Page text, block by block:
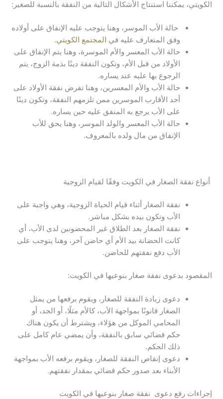
الكويتي، يمكننا استنتاج الأشكال التالية من النفقة بالنسبة للصغير:
حالة الأب الموسر، وهنا يتوجب عليه الإنفاق على أولاده
وفق المتعارف عليه في المجتمع الكويتي.
حالة الأب المعسر والأم الموسرة، وهنا يتم الإنفاق على
الأولاد من قبل الأم، وتكون النفقة دينًا بذمة الزوج، يتم
الرجوع بها عليه عند يساره.
حالة الأب والأم المعسرين، وهنا تفرض نفقة الأولاد على
أحد الأقارب الموسرين ممن تلزمهم النفقة، وتكون دينًا
على الأب يرجع به المنفق عليه حين يساره.
حالة الأب المعسر والولد الموسر، وهنا يحق للأب
الإنفاق من مال ولده بالمعروف.
أنواع نفقة الصغار في الكويت وفقًا لقيام الزوجية
نفقة الصغار أثناء قيام الحياة الزوجية، وهي واجبة على
الأب وتكون بيده بشكل مباشر.
نفقة الصغار بعد الطلاق غير المحضونين لدى الأب، أي
كانت الحضانة بيد الأم أي حاضن آخر، وهنا يتوجب على
الأب دفع نفقتهم للحاضن.
المقصود بدعوى نفقة صغار بنوعيها في الكويت:
دعوى زيادة النفقة للصغار، ويقوم برفعها من يمثل
الصغار قانونًا بمواجهة الأب، كالأم مثلًا، أو الجد، أو
المحامي الموكل من هؤلاء، ويشترط أن يكون هناك
حكم قضائي سابق بالنفقة، وأن يمضي عام كامل على
ذلك الحكم.
دعوى إنقاص النفقة للصغار، ويقوم برفعه الأب بمواجهة
الأبناء بعد صدور حكم قضائي بمقدار نفقتهم.
إجراءات رفع دعوى نفقة صغار بنوعيها في الكويت